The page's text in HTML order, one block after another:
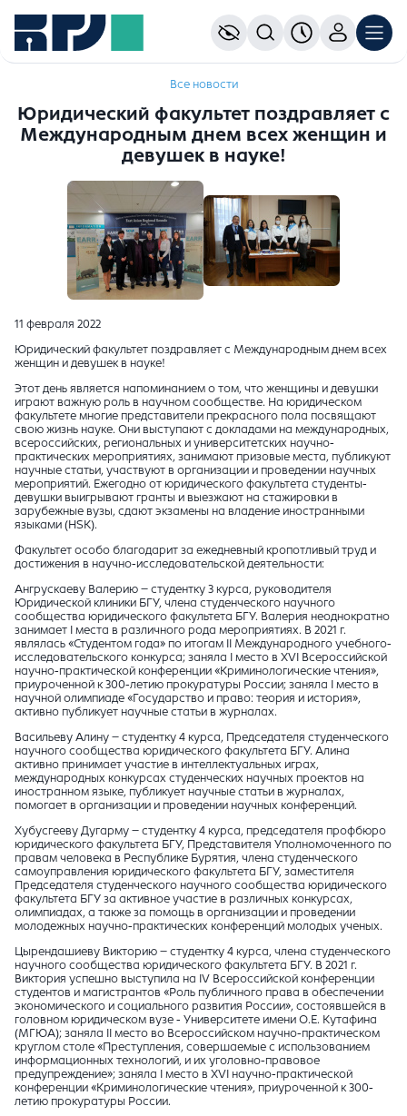
Все новости
Юридический факультет поздравляет с
Международным днем всех женщин и
девушек в науке!
11 февраля 2022
Юридический факультет поздравляет с Международным днем всех
женщин и девушек в науке!
Этот день является напоминанием о том, что женщины и девушки
играют важную роль в научном сообществе. На юридическом
факультете многие представители прекрасного пола посвящают
свою жизнь науке. Они выступают с докладами на международных,
всероссийских, региональных и университетских научно-
практических мероприятиях, занимают призовые места, публикуют
научные статьи, участвуют в организации и проведении научных
мероприятий. Ежегодно от юридического факультета студенты-
девушки выигрывают гранты и выезжают на стажировки в
зарубежные вузы, сдают экзамены на владение иностранными
языками (HSK).
Факультет особо благодарит за ежедневный кропотливый труд и
достижения в научно-исследовательской деятельности:
Ангрускаеву Валерию – студентку 3 курса, руководителя
Юридической клиники БГУ, члена студенческого научного
сообщества юридического факультета БГУ. Валерия неоднократно
занимает I места в различного рода мероприятиях. В 2021 г.
являлась «Студентом года» по итогам II Международного учебного-
исследовательского конкурса; заняла I место в XVI Всероссийской
научно-практической конференции «Криминологические чтения»,
приуроченной к 300-летию прокуратуры России; заняла I место в
научной олимпиаде «Государство и право: теория и история»,
активно публикует научные статьи в журналах.
Васильеву Алину – студентку 4 курса, Председателя студенческого
научного сообщества юридического факультета БГУ. Алина
активно принимает участие в интеллектуальных играх,
международных конкурсах студенческих научных проектов на
иностранном языке, публикует научные статьи в журналах,
помогает в организации и проведении научных конференций.
Хубусгееву Дугарму – студентку 4 курса, председателя профбюро
юридического факультета БГУ, Представителя Уполномоченного по
правам человека в Республике Бурятия, члена студенческого
самоуправления юридического факультета БГУ, заместителя
Председателя студенческого научного сообщества юридического
факультета БГУ за активное участие в различных конкурсах,
олимпиадах, а также за помощь в организации и проведении
молодежных научно-практических конференций молодых ученых.
Цырендашиеву Викторию – студентку 4 курса, члена студенческого
научного сообщества юридического факультета БГУ. В 2021 г.
Виктория успешно выступила на IV Всероссийской конференции
студентов и магистрантов «Роль публичного права в обеспечении
экономического и социального развития России», состоявшейся в
головном юридическом вузе - Университете имени О.Е. Кутафина
(МГЮА); заняла II место во Всероссийском научно-практическом
круглом столе «Преступления, совершаемые с использованием
информационных технологий, и их уголовно-правовое
предупреждение»; заняла I место в XVI научно-практической
конференции «Криминологические чтения», приуроченной к 300-
летию прокуратуры России.